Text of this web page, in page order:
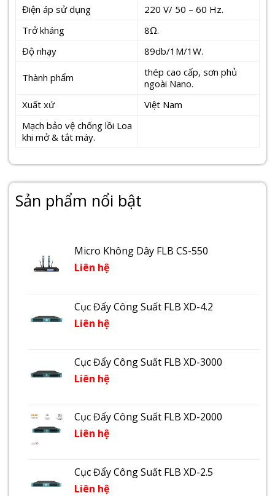
Điện áp sử dụng
220 V/ 50 – 60 Hz.
Trở kháng
8Ω.
Độ nhạy
89db/1M/1W.
Thành phẩm
thép cao cấp, sơn phủ
ngoài Nano.
Xuất xứ
Việt Nam
Mạch bảo vệ chống lồi Loa
khi mở & tắt máy.
Sản phẩm nổi bật
Micro Không Dây FLB CS-550
Liên hệ
Cục Đẩy Công Suất FLB XD-4.2
Liên hệ
Cục Đẩy Công Suất FLB XD-3000
Liên hệ
Cục Đẩy Công Suất FLB XD-2000
Liên hệ
Cục Đẩy Công Suất FLB XD-2.5
Liên hệ